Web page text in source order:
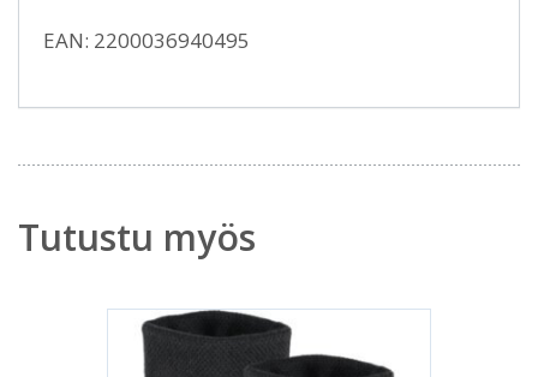
EAN: 2200036940495
Tutustu myös